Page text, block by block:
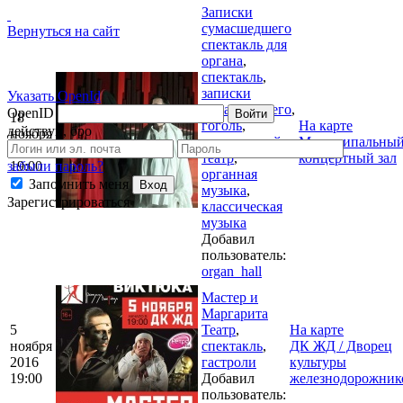
Вернуться на сайт
Указать OpenId
OpenID
Войти
действуй, бро
забыли пароль?
Запомнить меня
Вход
Зарегистрироваться
18
ноября
2016
19:00
Записки
сумасшедшего
спектакль для
органа,
спектакль,
записки
сумасшедшего,
гоголь,
молодежный
театр,
органная
музыка,
классическая
музыка
Добавил
пользователь:
organ_hall
На карте
концертный зал
5
ноября
2016
19:00
Мастер и
Маргарита
Театр,
спектакль,
гастроли
Добавил
пользователь:
На карте
ДК ЖД / Дворец
культуры